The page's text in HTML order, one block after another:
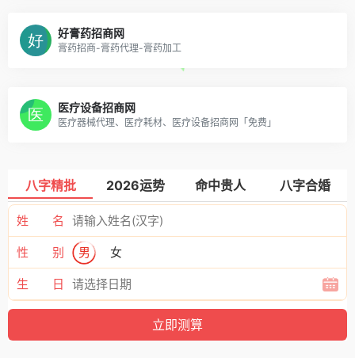
好膏药招商网
膏药招商-膏药代理-膏药加工
医疗设备招商网
医疗器械代理、医疗耗材、医疗设备招商网「免费」
八字精批 2026运势 命中贵人 八字合婚
姓 名
性 别 男 女
生 日